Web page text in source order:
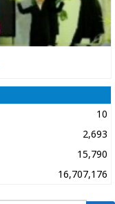
10
2,693
15,790
16,707,176